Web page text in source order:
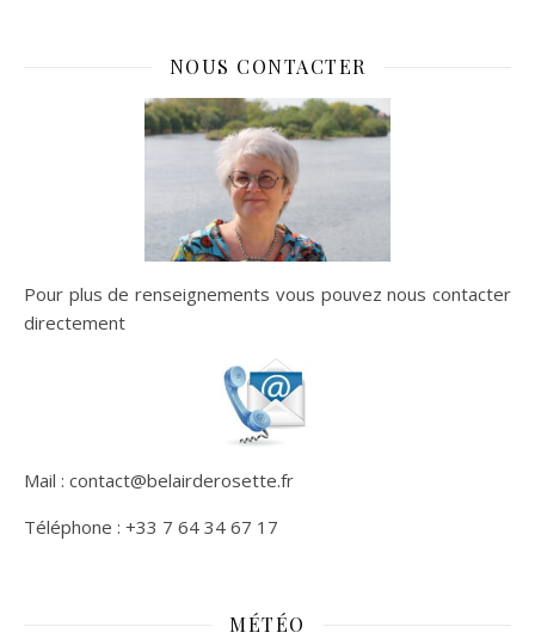
NOUS CONTACTER
Pour plus de renseignements vous pouvez nous contacter
directement
Mail : contact@belairderosette.fr
Téléphone : +33 7 64 34 67 17
MÉTÉO